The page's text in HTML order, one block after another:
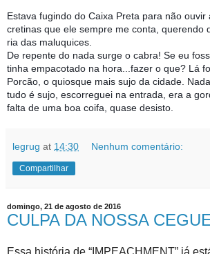
Estava fugindo do Caixa Preta para não ouvir
cretinas que ele sempre me conta, querendo
ria das maluquices.
De repente do nada surge o cabra! Se eu
tinha empacotado na hora...fazer o que? Lá
Porcão, o quiosque mais sujo da cidade.
tudo é sujo, escorreguei na entrada, era a
falta de uma boa coifa, quase desisto.
legrug at 14:30 Nenhum comentário:
Compartilhar
domingo, 21 de agosto de 2016
CULPA DA NOSSA
Essa história de “IMPEACHMENT” já